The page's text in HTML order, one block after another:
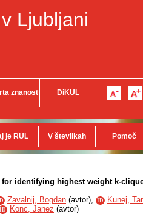
Ljubljani
znanost DiKUL
je RUL V številkah Pomoč
identifying highest weight k-
Zavalnij, Bogdan (avtor), ID Kunej,
ID Konc, Janez (avtor)